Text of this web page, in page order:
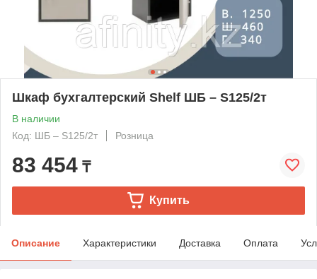
Шкаф бухгалтерский Shelf ШБ – S125/2т
В наличии
Код: ШБ – S125/2т
Розница
83 454 ₸
Купить
Описание Характеристики Доставка Оплата